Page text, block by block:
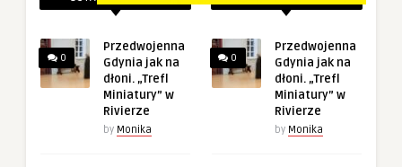
0
Przedwojenna
Gdynia jak na
dłoni. „Trefl
Miniatury” w
Rivierze
by Monika
0
Przedwojenna
Gdynia jak na
dłoni. „Trefl
Miniatury” w
Rivierze
by Monika